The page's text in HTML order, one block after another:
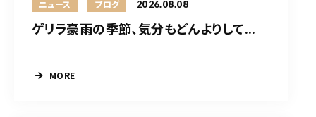
ニュース ブログ 2026.08.08
ゲリラ豪雨の季節、気分もどんよりして...
MORE